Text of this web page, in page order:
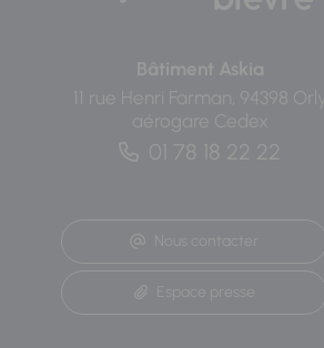
Bâtiment Askia
11 rue Henri Farman, 94398 Orly
aérogare Cedex
01 78 18 22 22
Nous contacter
Espace presse